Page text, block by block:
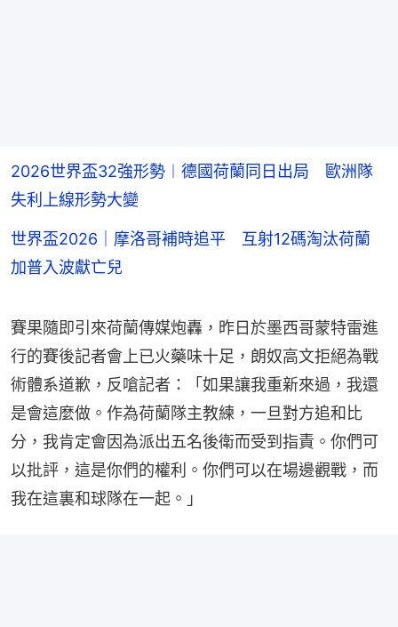
2026世界盃32強形勢︱德國荷蘭同日出局 歐洲隊
失利上線形勢大變
世界盃2026｜摩洛哥補時追平 互射12碼淘汰荷蘭
加普入波獻亡兒
賽果隨即引來荷蘭傳媒炮轟，昨日於墨西哥蒙特雷進
行的賽後記者會上已火藥味十足，朗奴高文拒絕為戰
術體系道歉，反嗆記者：「如果讓我重新來過，我還
是會這麼做。作為荷蘭隊主教練，一旦對方追和比
分，我肯定會因為派出五名後衛而受到指責。你們可
以批評，這是你們的權利。你們可以在場邊觀戰，而
我在這裏和球隊在一起。」